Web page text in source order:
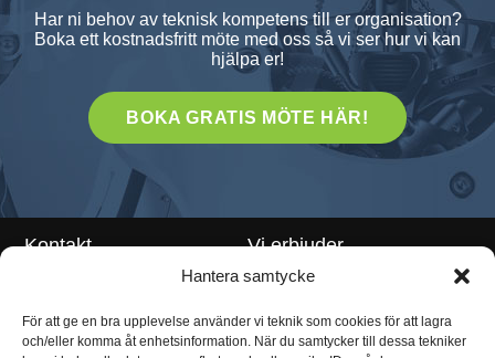
Hantera samtycke
För att ge en bra upplevelse använder vi teknik som cookies för att lagra
och/eller komma åt enhetsinformation. När du samtycker till dessa tekniker
Har ni behov av teknisk kompetens till er organisation?
Boka ett kostnadsfritt möte med oss så vi ser hur vi kan
hjälpa er!
BOKA GRATIS MÖTE HÄR!
Kontakt
64 Stockholm
Vi erbjuder
Teknikkonsulter